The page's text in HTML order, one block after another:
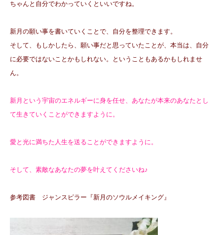
ちゃんと自分でわかっていくといいですね。
新月の願い事を書いていくことで、自分を整理できます。
そして、もしかしたら、願い事だと思っていたことが、本当は、自分
に必要ではないことかもしれない。ということもあるかもしれませ
ん。
新月という宇宙のエネルギーに身を任せ、あなたが本来のあなたとし
て生きていくことができますように。
愛と光に満ちた人生を送ることができますように。
そして、素敵なあなたの夢を叶えてくださいね♪
参考図書 ジャンスピラー『新月のソウルメイキング』